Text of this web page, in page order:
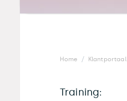
Home / Klantportaal
Training: